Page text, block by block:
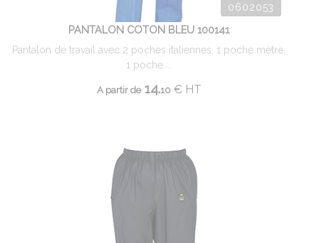
0602053
PANTALON COTON BLEU 100141
Pantalon de travail avec 2 poches italiennes, 1 poche mètre,
1 poche ...
A partir de14.10 €HT